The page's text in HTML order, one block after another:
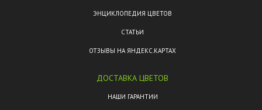
ЭНЦИКЛОПЕДИЯ ЦВЕТОВ
СТАТЬИ
ОТЗЫВЫ НА ЯНДЕКС.КАРТАХ
ДОСТАВКА ЦВЕТОВ
НАШИ ГАРАНТИИ